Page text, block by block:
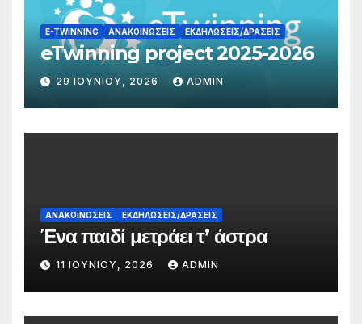
E-TWINNING ΑΝΑΚΟΙΝΏΣΕΙΣ ΕΚΔΗΛΏΣΕΙΣ/ΔΡΆΣΕΙΣ
eTwinning project 2025-2026
29 ΙΟΥΝΊΟΥ, 2026 ADMIN
ΑΝΑΚΟΙΝΏΣΕΙΣ ΕΚΔΗΛΏΣΕΙΣ/ΔΡΆΣΕΙΣ
Ένα παιδί μετράει τ’ άστρα
11 ΙΟΥΝΊΟΥ, 2026 ADMIN